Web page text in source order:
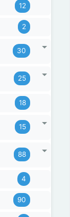
12
2
30
25
18
15
88
4
90